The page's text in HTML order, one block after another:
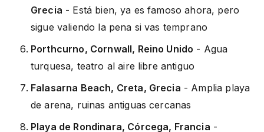
Grecia - Está bien, ya es famoso ahora, pero
sigue valiendo la pena si vas temprano
Porthcurno, Cornwall, Reino Unido - Agua
turquesa, teatro al aire libre antiguo
Falasarna Beach, Creta, Grecia - Amplia playa
de arena, ruinas antiguas cercanas
Playa de Rondinara, Córcega, Francia -